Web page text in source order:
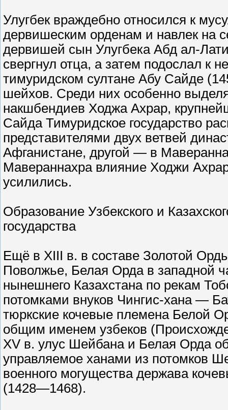
Улугбек враждебно относился к
дервишеским орденам и навлек на
дервишей сын Улугбека Абд ал-
свергнул отца, а затем подослал к
тимуридском султане Абу Сайде
шейхов. Среди них особенно
накшбендиев Ходжа Ахрар,
Сайда Тимуридское государство
представителями двух ветвей
Афганистане, другой — в
Мавераннахра влияние Ходжи
усилились.
Образование Узбекского и
государства
Ещё в XIII в. в составе Золотой
Поволжье, Белая Орда в западной
нынешнего Казахстана по рекам
потомками внуков Чингис-хана —
тюркские кочевые племена Белой
общим именем узбеков
XV в. улус Шейбана и Белая Орда
управляемое ханами из потомков
военного могущества держава
(1428—1468).